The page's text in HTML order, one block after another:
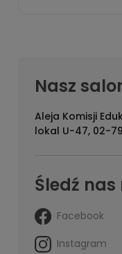
Nasz
Aleja Komisji
lokal U-47, 02-
Śledź nas
Facebook
Instagram